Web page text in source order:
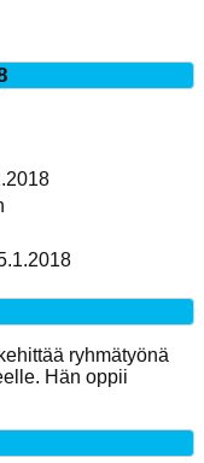
ryhmätyönä
Hän oppii